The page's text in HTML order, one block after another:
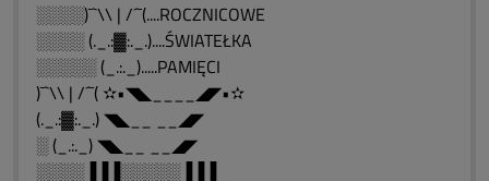
░░░░)¯`\\ | /´¯(....ROCZNICOWE
░░░░ (._.:▓:._.)....ŚWIATEŁKA
░░░░░ (_.:._).....PAMIĘCI
)¯`\\ | /´¯( ✫•◥◣____◢◤•✫
(._.:▓:._.) ◥◣__ __◢◤
░ (_.:._) ◥◣__ __◢◤
░░░░▐▐▐░░░░░▐▐▐